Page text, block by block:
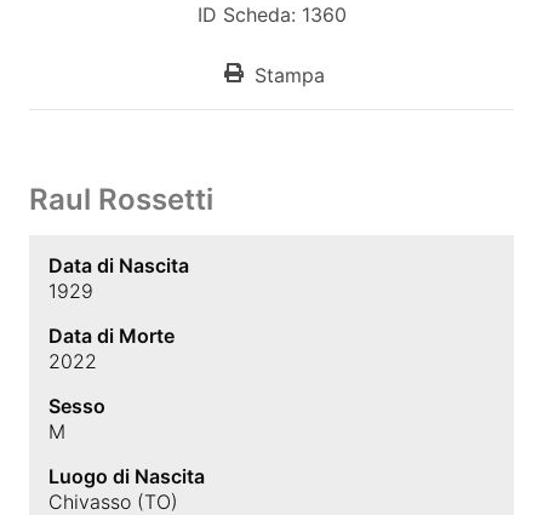
ID Scheda: 1360
Stampa
Raul Rossetti
Data di Nascita
1929
Data di Morte
2022
Sesso
M
Luogo di Nascita
Chivasso (TO)